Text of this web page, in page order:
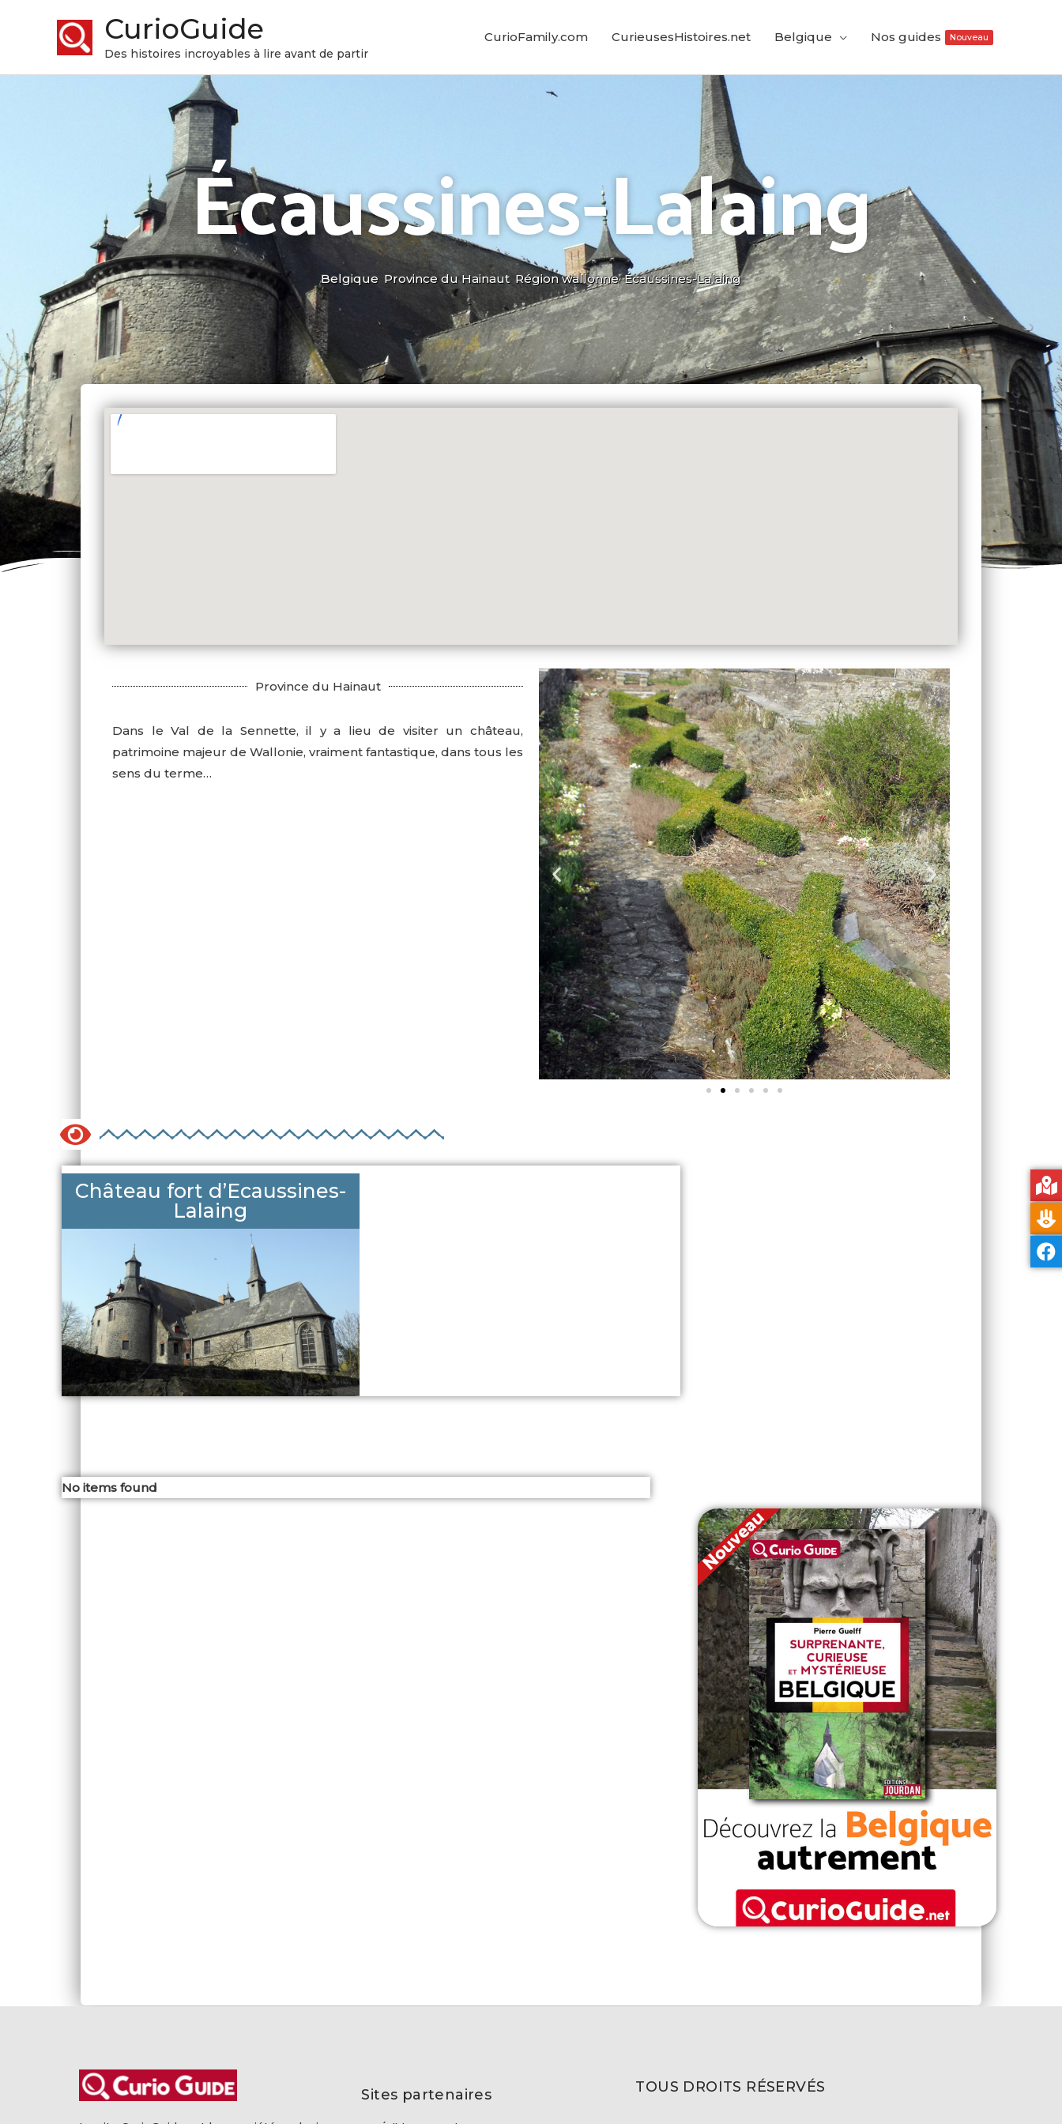
CurioGuide
Des histoires incroyables à lire avant de partir
CurioFamily.com CurieusesHistoires.net Belgique Nos guides Nouveau
Écaussines-Lalaing
Belgique Province du Hainaut, Région wallonne,Écaussines-Lalaing
Province du Hainaut
Dans le Val de la Sennette, il y a lieu de visiter un château,
patrimoine majeur de Wallonie, vraiment fantastique, dans tous les
sens du terme…
Château fort d’Ecaussines-
Lalaing
No items found
Sites partenaires TOUS DROITS RÉSERVÉS